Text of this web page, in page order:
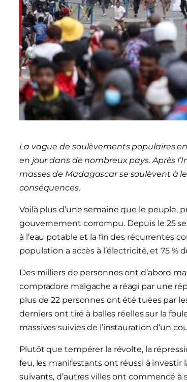
La vague de soulèvements populaires
en jour dans de nombreux pays. Après
masses de Madagascar se soulèvent à
conséquences.
Voilà plus d’une semaine que le peuple,
gouvernement corrompu. Depuis le 25
à l’eau potable et la fin des récurrentes
population a accès à l’électricité, et 75 %
Des milliers de personnes ont d’abord
compradore malgache a réagi par une
plus de 22 personnes ont été tuées par
derniers ont tiré à balles réelles sur la
massives suivies de l’instauration d’un
Plutôt que tempérer la révolte, la
feu, les manifestants ont réussi à investir
suivants, d’autres villes ont commencé